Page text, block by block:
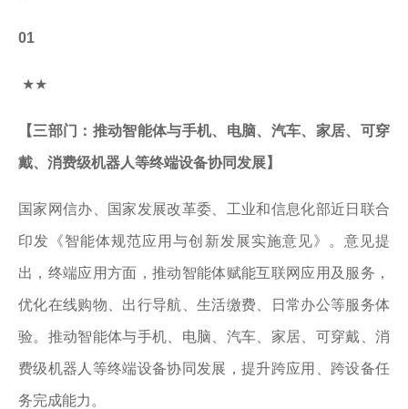
01
★★
【三部门：推动智能体与手机、电脑、汽车、家居、可穿
戴、消费级机器人等终端设备协同发展】
国家网信办、国家发展改革委、工业和信息化部近日联合
印发《智能体规范应用与创新发展实施意见》。意见提
出，终端应用方面，推动智能体赋能互联网应用及服务，
优化在线购物、出行导航、生活缴费、日常办公等服务体
验。推动智能体与手机、电脑、汽车、家居、可穿戴、消
费级机器人等终端设备协同发展，提升跨应用、跨设备任
务完成能力。